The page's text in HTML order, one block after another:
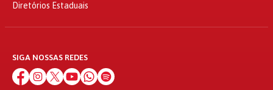
Diretórios Estaduais
SIGA NOSSAS REDES